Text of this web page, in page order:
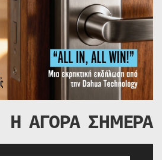
Η ΑΓΟΡΑ ΣΗΜΕΡΑ